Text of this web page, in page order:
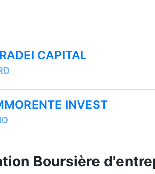
CAPITAL
INVEST
Boursière